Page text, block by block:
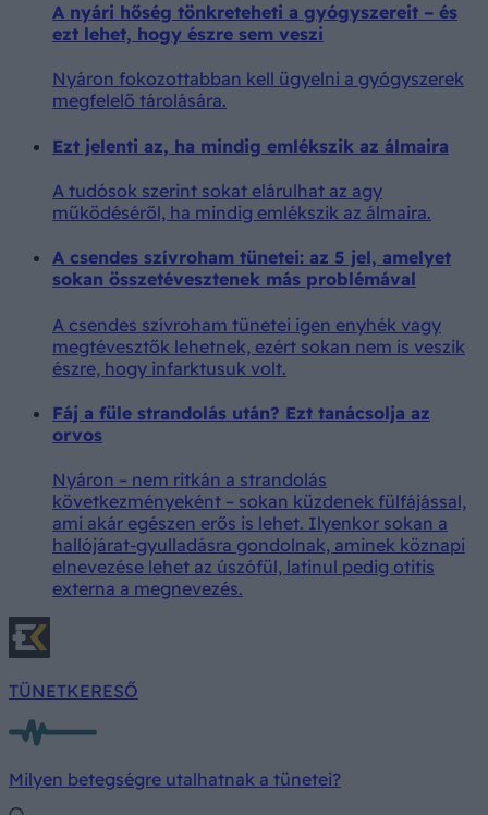
A nyári hőség tönkreteheti a gyógyszereit – és
ezt lehet, hogy észre sem veszi
Nyáron fokozottabban kell ügyelni a gyógyszerek
megfelelő tárolására.
Ezt jelenti az, ha mindig emlékszik az álmaira
A tudósok szerint sokat elárulhat az agy
működéséről, ha mindig emlékszik az álmaira.
A csendes szívroham tünetei: az 5 jel, amelyet
sokan összetévesztenek más problémával
A csendes szívroham tünetei igen enyhék vagy
megtévesztők lehetnek, ezért sokan nem is veszik
észre, hogy infarktusuk volt.
Fáj a füle strandolás után? Ezt tanácsolja az
orvos
Nyáron – nem ritkán a strandolás
következményeként – sokan küzdenek fülfájással,
ami akár egészen erős is lehet. Ilyenkor sokan a
hallójárat-gyulladásra gondolnak, aminek köznapi
elnevezése lehet az úszófül, latinul pedig otitis
externa a megnevezés.
TÜNETKERESŐ
Milyen betegségre utalhatnak a tünetei?